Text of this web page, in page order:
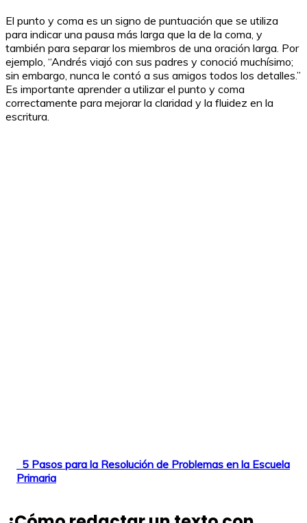
El punto y coma es un signo de puntuación que se utiliza
para indicar una pausa más larga que la de la coma, y
también para separar los miembros de una oración larga. Por
ejemplo, “Andrés viajó con sus padres y conoció muchísimo;
sin embargo, nunca le contó a sus amigos todos los detalles.”
Es importante aprender a utilizar el punto y coma
correctamente para mejorar la claridad y la fluidez en la
escritura.
5 Pasos para la Resolución de Problemas en la Escuela
Primaria